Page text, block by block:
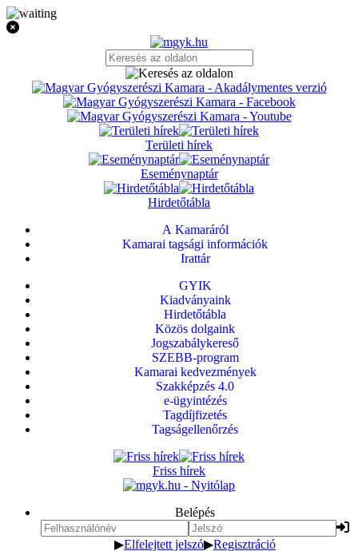
Területi hírek
Eseménynaptár
Hirdetőtábla
A Kamaráról
Kamarai tagsági információk
Irattár
GYIK
Kiadványaink
Hirdetőtábla
Közös dolgaink
Jogszabálykereső
SZEBB-program
Kamarai kedvezmények
Szakképzés 4.0
e-ügyintézés
Tagdíjfizetés
Tagságellenőrzés
Friss hírek
Belépés
▶Elfelejtett jelszó▶Regisztráció